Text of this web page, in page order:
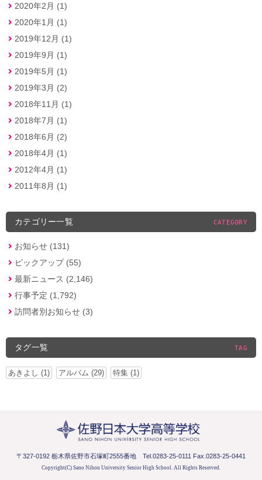
2020年2月 (1)
2020年1月 (1)
2019年12月 (1)
2019年9月 (1)
2019年5月 (1)
2019年3月 (2)
2018年11月 (1)
2018年7月 (1)
2018年6月 (2)
2018年4月 (1)
2012年4月 (1)
2011年8月 (1)
カテゴリー一覧 CATEGORY
お知らせ (131)
ピックアップ (55)
最新ニュース (2,146)
行事予定 (1,792)
訪問者別お知らせ (3)
タグ一覧 TAG
あきよし (1) アルバム (29) 特集 (1)
〒327-0192 栃木県佐野市石塚町2555番地 Tel.0283-25-0111 Fax.0283-25-0441
Copyright(C) Sano Nihon University Senior High School. All Rights Reserved.